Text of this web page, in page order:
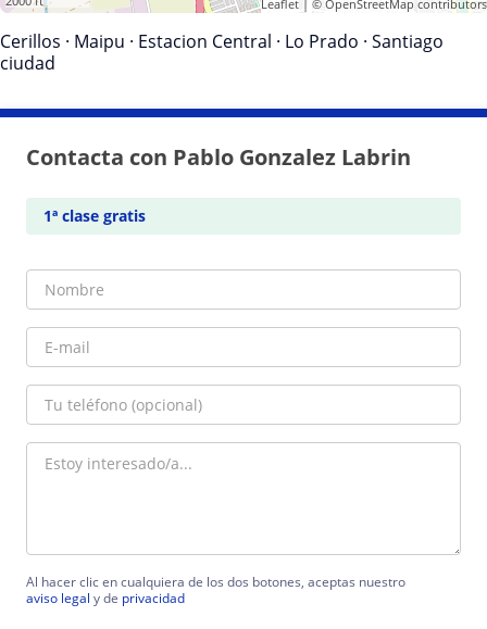
Leaflet| © OpenStreetMap contributors
Cerillos · Maipu · Estacion Central · Lo Prado · Santiago
ciudad
Contacta con Pablo Gonzalez Labrin
1ª clase gratis
Al hacer clic en cualquiera de los dos botones, aceptas nuestro
aviso legal y de privacidad